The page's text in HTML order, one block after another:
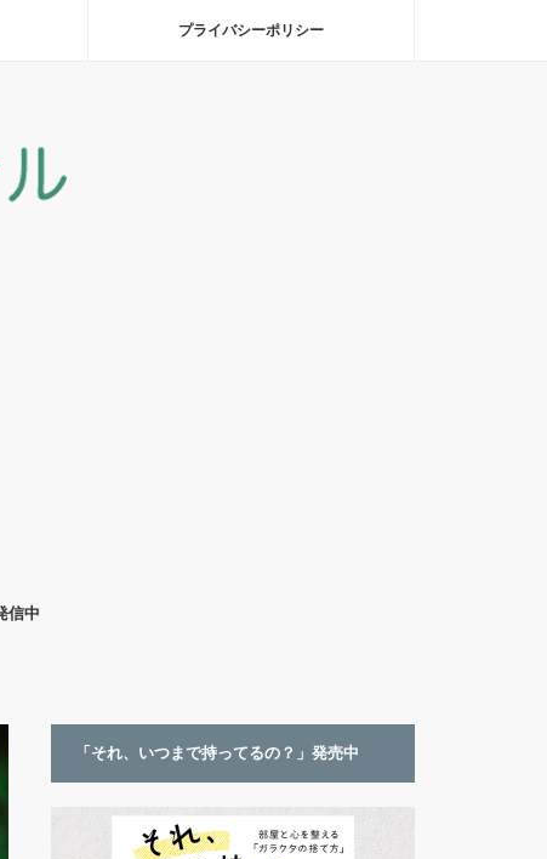
プライバシーポリシー
信中
「それ、いつまで持ってるの？」発売中